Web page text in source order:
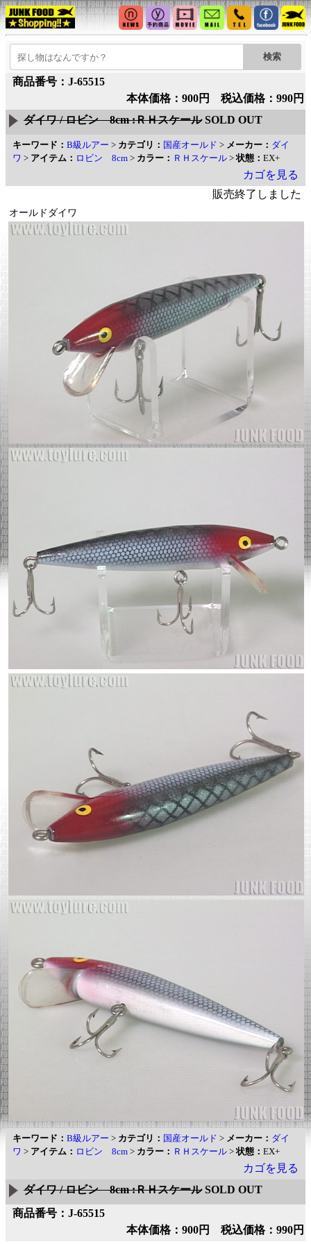
商品番号：J-65515
本体価格：900円 税込価格：990円
ダイワ / ロビン 8cm :ＲＨスケールSOLD OUT
キーワード： B級ルアー > カテゴリ： 国産オールド > メーカー： ダイ
ワ > アイテム： ロビン 8cm > カラー： ＲＨスケール >状態： EX+
カゴを見る
販売終了しました
オールドダイワ
キーワード： B級ルアー > カテゴリ： 国産オールド > メーカー： ダイ
ワ > アイテム： ロビン 8cm > カラー： ＲＨスケール >状態： EX+
カゴを見る
ダイワ / ロビン 8cm :ＲＨスケールSOLD OUT
商品番号：J-65515
本体価格：900円 税込価格：990円